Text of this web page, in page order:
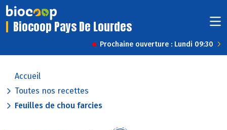
Biocoop Pays De Lourdes
Prochaine ouverture : Lundi 09:30
Accueil
Toutes nos recettes
Feuilles de chou farcies